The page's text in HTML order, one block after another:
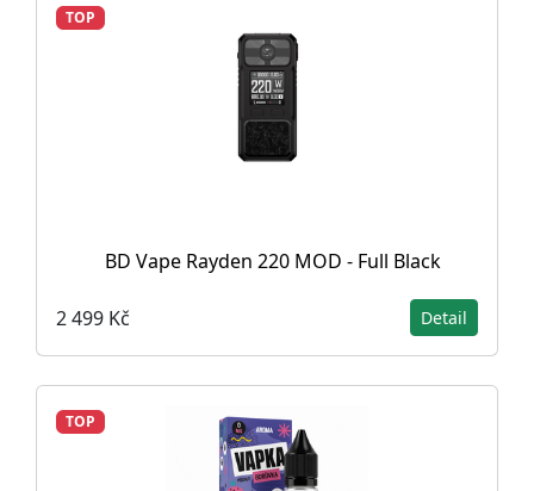
TOP
BD Vape Rayden 220 MOD - Full Black
2 499 Kč Detail
TOP